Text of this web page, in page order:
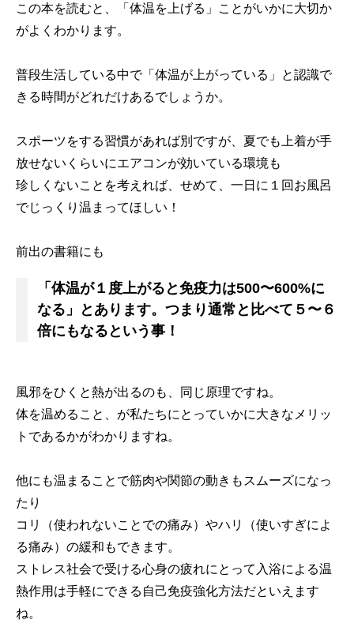
この本を読むと、「体温を上げる」ことがいかに大切か
がよくわかります。
普段生活している中で「体温が上がっている」と認識で
きる時間がどれだけあるでしょうか。
スポーツをする習慣があれば別ですが、夏でも上着が手
放せないくらいにエアコンが効いている環境も
珍しくないことを考えれば、せめて、一日に１回お風呂
でじっくり温まってほしい！
前出の書籍にも
「体温が１度上がると免疫力は500〜600%に
なる」とあります。つまり通常と比べて５〜６
倍にもなるという事！
風邪をひくと熱が出るのも、同じ原理ですね。
体を温めること、が私たちにとっていかに大きなメリッ
トであるかがわかりますね。
他にも温まることで筋肉や関節の動きもスムーズになっ
たり
コリ（使われないことでの痛み）やハリ（使いすぎによ
る痛み）の緩和もできます。
ストレス社会で受ける心身の疲れにとって入浴による温
熱作用は手軽にできる自己免疫強化方法だといえます
ね。